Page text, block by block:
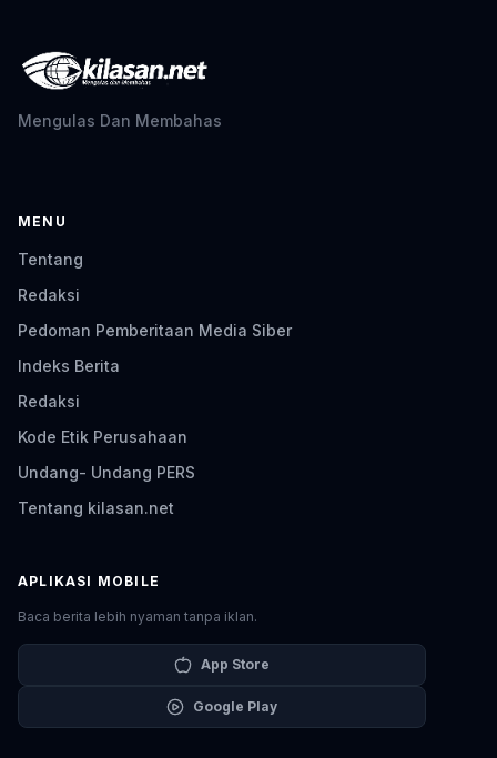
Mengulas Dan Membahas
MENU
Tentang
Redaksi
Pedoman Pemberitaan Media Siber
Indeks Berita
Redaksi
Kode Etik Perusahaan
Undang- Undang PERS
Tentang kilasan.net
APLIKASI MOBILE
Baca berita lebih nyaman tanpa iklan.
App Store
Google Play